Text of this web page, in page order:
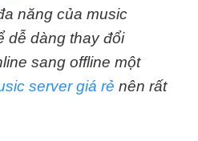
năng của music
dễ dàng thay đổi
sang offline một
server giá rẻ nên rất